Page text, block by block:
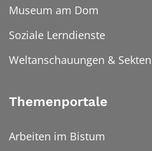
Museum am Dom
Soziale Lerndienste
Weltanschauungen & Sekten
Themenportale
Arbeiten im Bistum